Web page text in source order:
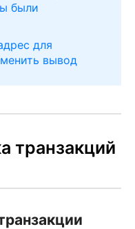
были
для
вывод
транзакций